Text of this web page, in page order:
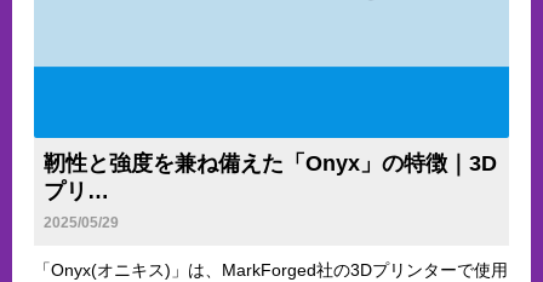
靭性と強度を兼ね備えた「Onyx」の特徴｜3D
プリ…
2025/05/29
「Onyx(オニキス)」は、MarkForged社の3Dプリンターで使用